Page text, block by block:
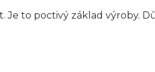
to poctivý základ výroby.